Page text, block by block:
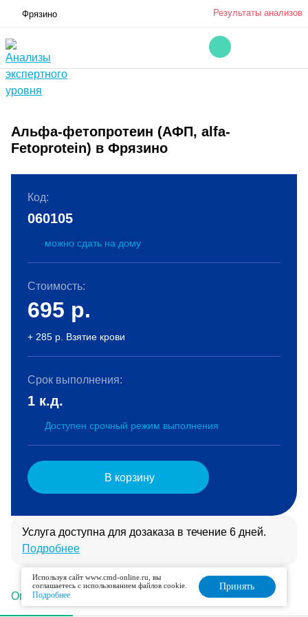
Фрязино Результаты анализов
Альфа-фетопротеин (АФП, alfa-
Fetoprotein) в Фрязино
Описание Интерпретация
Код:
060105
можно сдать на дому
Стоимость:
695 р.
+ 285 р. Взятие крови
Срок выполнения:
1 к.д.
Доступен срочный режим выполнения
В корзину
Услуга доступна для дозаказа в течение 6 дней.
Подробнее
Используя сайт www.cmd-online.ru, вы
соглашаетесь с использованием файлов cookie.
Подробнее
Принять